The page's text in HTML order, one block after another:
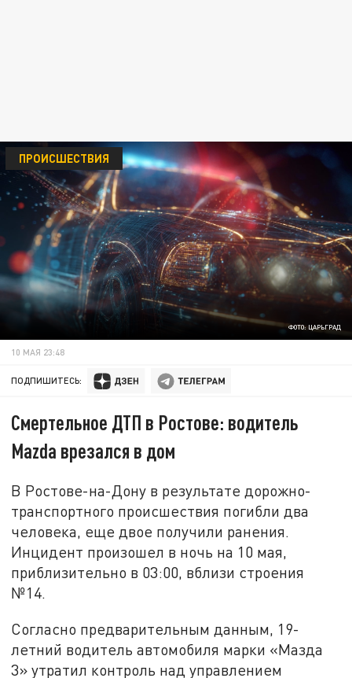
ФОТО: ЦАРЬГРАД
ПРОИСШЕСТВИЯ
10 МАЯ 23:48
ПОДПИШИТЕСЬ:
Смертельное ДТП в Ростове: водитель
Mazda врезался в дом
В Ростове-на-Дону в результате дорожно-
транспортного происшествия погибли два
человека, еще двое получили ранения.
Инцидент произошел в ночь на 10 мая,
приблизительно в 03:00, вблизи строения
№14.
Согласно предварительным данным, 19-
летний водитель автомобиля марки «Мазда
3» утратил контроль над управлением